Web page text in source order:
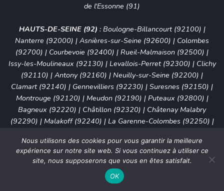
de l'Essonne (91)
HAUTS-DE-SEINE (92) : Boulogne-Billancourt (92100) |
Nanterre (92000) | Asnières-sur-Seine (92600) | Colombes
(92700) | Courbevoie (92400) | Rueil-Malmaison (92500) |
Issy-les-Moulineaux (92130) | Levallois-Perret (92300) | Clichy
(92110) | Antony (92160) | Neuilly-sur-Seine (92200) |
Clamart (92140) | Gennevilliers (92230) | Suresnes (92150) |
Montrouge (92120) | Meudon (92190) | Puteaux (92800) |
Bagneux (92220) | Châtillon (92320) | Châtenay Malabry
(92290) | Malakoff (92240) | La Garenne-Colombes (92250) |
Colombes (92270)|Vanves (92170)|Fontenay-aux-Roses
(92260)|Villeneuve-la-Garenne (92390)|Sèvres (92310)|
Bourg-la-Reine (92340)
Chaville (92370) Sceaux (92330)
Ville-d'Avray (92410)
Nous utilisons des cookies pour vous garantir la meilleure
expérience sur notre site web. Si vous continuez à utiliser ce
site, nous supposerons que vous en êtes satisfait.
OK